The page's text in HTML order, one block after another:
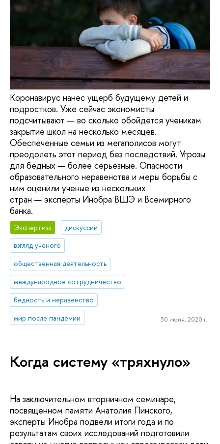
Коронавирус нанес ущерб будущему детей и
подростков. Уже сейчас экономисты
подсчитывают — во сколько обойдется ученикам
закрытие школ на несколько месяцев.
Обеспеченные семьи из мегаполисов могут
преодолеть этот период без последствий. Угрозы
для бедных — более серьезные. Опасности
образовательного неравенства и меры борьбы с
ним оценили ученые из нескольких
стран — эксперты Инобра ВШЭ и Всемирного
банка.
Экспертиза
дискуссии
взгляд ученого
общественная деятельность
международное сотрудничество
бедность и неравенство
мир после пандемии
30 июня, 2020 г.
Когда систему «тряхнуло»
На заключительном вторничном семинаре,
посвященном памяти Анатолия Пинского,
эксперты Инобра подвели итоги года и по
результатам своих исследований подготовили